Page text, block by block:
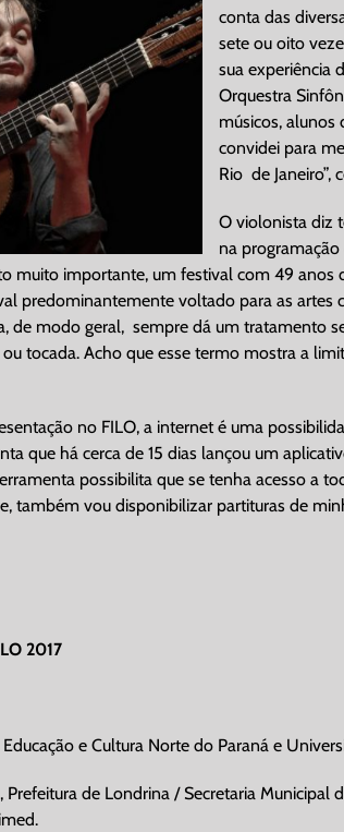
conta das
sete ou oito
sua experiência
Orquestra
músicos, alunos
convidei para
Rio de Janeiro”,
O violonista diz
na programação
muito importante, um festival com 49
predominantemente voltado para as artes
de modo geral, sempre dá um tratamento
tocada. Acho que esse termo mostra a
no FILO, a internet é uma
que há cerca de 15 dias lançou um
possibilita que se tenha acesso a
também vou disponibilizar partituras de
2017
e Cultura Norte do Paraná e
Prefeitura de Londrina / Secretaria